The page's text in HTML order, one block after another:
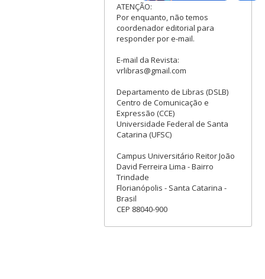
ATENÇÃO:
Por enquanto, não temos
coordenador editorial para
responder por e-mail.
E-mail da Revista:
vrlibras@gmail.com
Departamento de Libras (DSLB)
Centro de Comunicação e
Expressão (CCE)
Universidade Federal de Santa
Catarina (UFSC)
Campus Universitário Reitor João
David Ferreira Lima - Bairro
Trindade
Florianópolis - Santa Catarina -
Brasil
CEP 88040-900